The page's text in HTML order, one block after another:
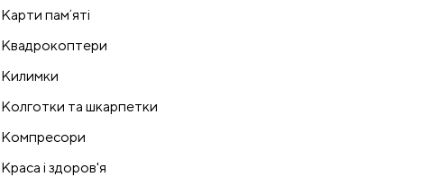
Карти памʼяті
Квадрокоптери
Килимки
Колготки та шкарпетки
Компресори
Краса і здоров'я